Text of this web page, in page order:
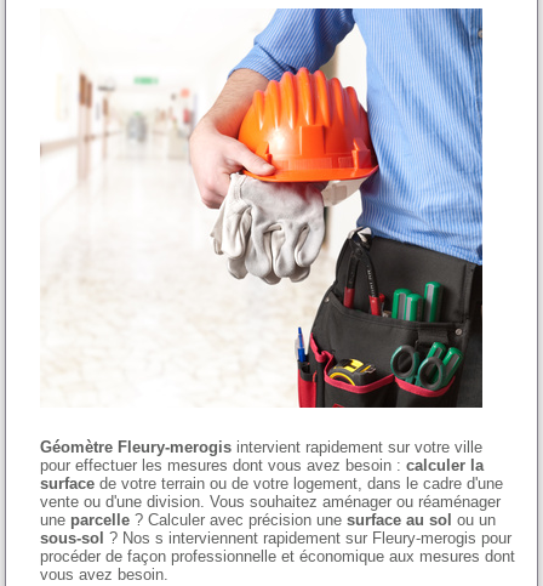
Géomètre Fleury-merogis intervient rapidement sur votre ville
pour effectuer les mesures dont vous avez besoin :calculer la
surface de votre terrain ou de votre logement, dans le cadre d'une
vente ou d'une division. Vous souhaitez aménager ou réaménager
une parcelle ? Calculer avec précision unesurface au sol ou un
sous-sol ? Nos s interviennent rapidement sur Fleury-merogis pour
procéder de façon professionnelle et économique aux mesures dont
vous avez besoin.